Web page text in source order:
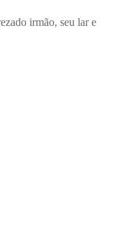
irmão, seu lar e